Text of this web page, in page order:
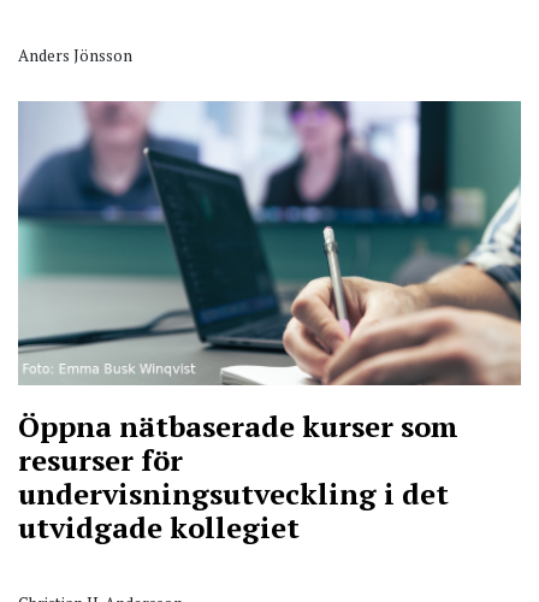
Anders Jönsson
Öppna nätbaserade kurser som
resurser för
undervisningsutveckling i det
utvidgade kollegiet